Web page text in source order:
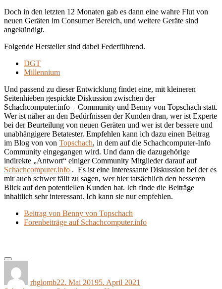
Doch in den letzten 12 Monaten gab es dann eine wahre Flut von
neuen Geräten im Consumer Bereich, und weitere Geräte sind
angekündigt.
Folgende Hersteller sind dabei Federführend.
DGT
Millennium
Und passend zu dieser Entwicklung findet eine, mit kleineren
Seitenhieben gespickte Diskussion zwischen der
Schachcomputer.info – Community und Benny von Topschach statt.
Wer ist näher an den Bedürfnissen der Kunden dran, wer ist Experte
bei der Beurteilung von neuen Geräten und wer ist der bessere und
unabhängigere Betatester. Empfehlen kann ich dazu einen Beitrag
im Blog von von Topschach, in dem auf die Schachcomputer-Info
Community eingegangen wird. Und dann die dazugehörige
indirekte „Antwort“ einiger Community Mitglieder darauf auf
Schachcomputer.info . Es ist eine Interessante Diskussion bei der es
mir auch schwer fällt zu sagen, wer hier tatsächlich den besseren
Blick auf den potentiellen Kunden hat. Ich finde die Beiträge
inhaltlich sehr interessant. Ich kann sie nur empfehlen.
Beitrag von Benny von Topschach
Forenbeiträge auf Schachcomputer.info
rhglomb22. Mai 20195. April 2021